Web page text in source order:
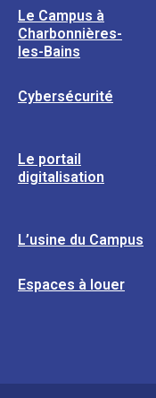
Le Campus à
Charbonnières-
les-Bains
Cybersécurité
Le portail
digitalisation
L’usine du Campus
Espaces à louer